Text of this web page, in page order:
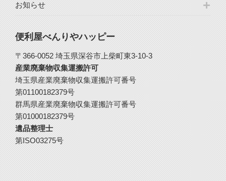
お知らせ
便利屋べんりやハッピー
〒366-0052 埼玉県深谷市上柴町東3-10-3
産業廃棄物収集運搬許可
埼玉県産業廃棄物収集運搬許可番号
第01100182379号
群馬県産業廃棄物収集運搬許可番号
第01000182379号
遺品整理士
第ISO03275号